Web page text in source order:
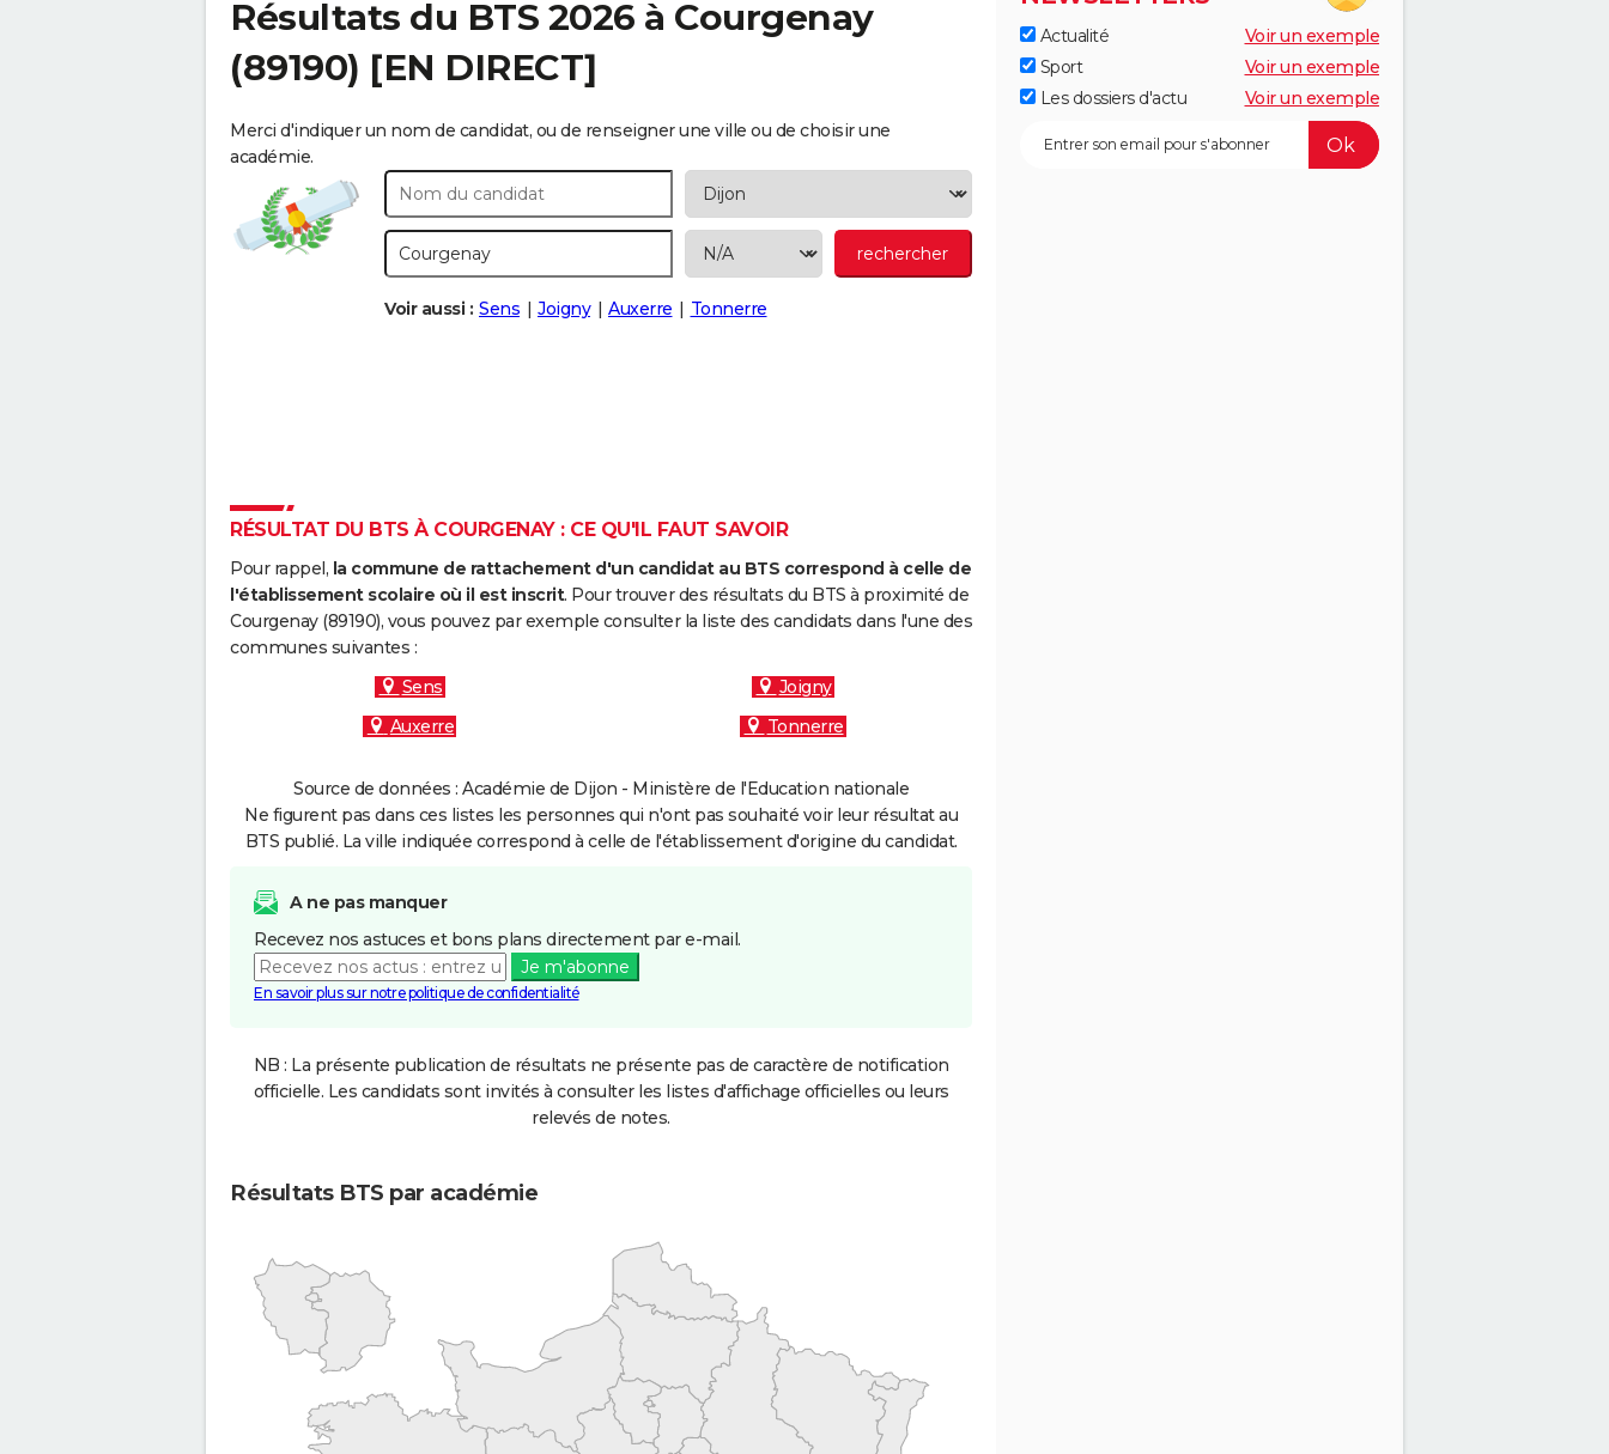
Résultats du BTS 2026 à Courgenay
(89190) [EN DIRECT]
Merci d'indiquer un nom de candidat, ou de renseigner une ville ou de choisir une
académie.
Voir aussi : Sens Joigny Auxerre Tonnerre
RÉSULTAT DU BTS À COURGENAY : CE QU'IL FAUT SAVOIR
Pour rappel, la commune de rattachement d'un candidat au BTS correspond à celle de
l'établissement scolaire où il est inscrit. Pour trouver des résultats du BTS à proximité de
Courgenay (89190), vous pouvez par exemple consulter la liste des candidats dans l'une des
communes suivantes :
Sens
Joigny
Auxerre
Tonnerre
Source de données : Académie de Dijon - Ministère de l'Education nationale
Ne figurent pas dans ces listes les personnes qui n'ont pas souhaité voir leur résultat au
BTS publié. La ville indiquée correspond à celle de l'établissement d'origine du candidat.
A ne pas manquer
Recevez nos astuces et bons plans directement par e-mail.
Je m'abonne
En savoir plus sur notre politique de confidentialité
NB : La présente publication de résultats ne présente pas de caractère de notification
officielle. Les candidats sont invités à consulter les listes d'affichage officielles ou leurs
relevés de notes.
Résultats BTS par académie
Actualité
Voir un exemple
Sport
Voir un exemple
Les dossiers d'actu
Voir un exemple